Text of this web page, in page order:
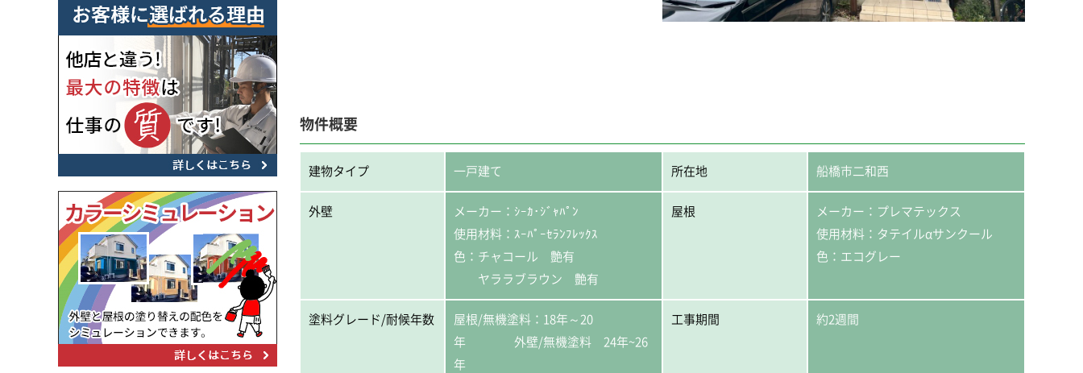
物件概要
建物タイプ 一戸建て 所在地 船橋市二和西
外壁
メーカー：ｼｰｶ･ｼﾞｬﾊﾟﾝ
使用材料：ｽｰﾊﾟｰｾﾗﾝﾌﾚｯｸｽ
色：チャコール 艶有
ヤララブラウン 艶有
屋根
メーカー：プレマテックス
使用材料：タテイルαサンクール
色：エコグレー
塗料グレード/耐候年数
屋根/無機塗料：18年～20
年 外壁/無機塗料 24年~26
年
工事期間 約2週間